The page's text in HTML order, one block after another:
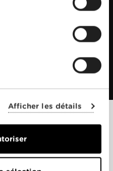
Afficher les détails